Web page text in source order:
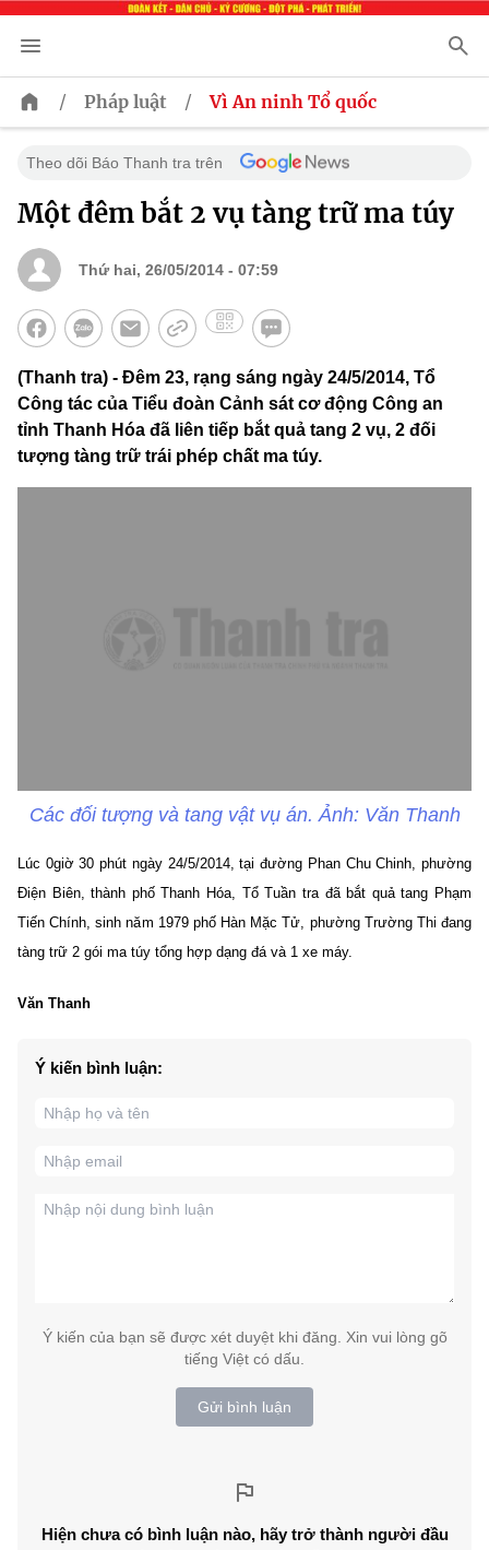
/ Pháp luật / Vì An ninh Tổ quốc
Theo dõi Báo Thanh tra trên
Một đêm bắt 2 vụ tàng trữ ma túy
Thứ hai, 26/05/2014 - 07:59
(Thanh tra) - Đêm 23, rạng sáng ngày 24/5/2014, Tổ
Công tác của Tiểu đoàn Cảnh sát cơ động Công an
tỉnh Thanh Hóa đã liên tiếp bắt quả tang 2 vụ, 2 đối
tượng tàng trữ trái phép chất ma túy.
Các đối tượng và tang vật vụ án. Ảnh: Văn Thanh
Lúc 0giờ 30 phút ngày 24/5/2014, tại đường Phan Chu Chinh, phường
Điện Biên, thành phố Thanh Hóa, Tổ Tuần tra đã bắt quả tang Phạm
Tiến Chính, sinh năm 1979 phố Hàn Mặc Tử, phường Trường Thi đang
tàng trữ 2 gói ma túy tổng hợp dạng đá và 1 xe máy.
Văn Thanh
Ý kiến bình luận:
Ý kiến của bạn sẽ được xét duyệt khi đăng. Xin vui lòng gõ
tiếng Việt có dấu.
Gửi bình luận
Hiện chưa có bình luận nào, hãy trở thành người đầu